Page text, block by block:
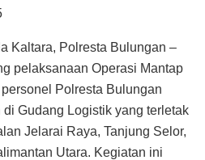
Kaltara, Polresta Bulungan –
pelaksanaan Operasi Mantap
Polresta Bulungan
Gudang Logistik yang terletak
Jelarai Raya, Tanjung Selor,
Utara. Kegiatan ini